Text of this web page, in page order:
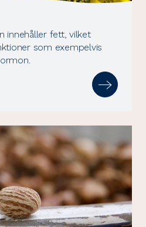
innehåller fett, vilket
som exempelvis